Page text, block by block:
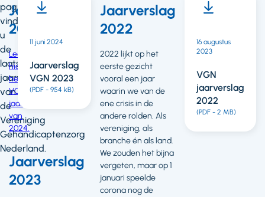
pagina
vindt
u
de
laatste
jaarverslagen
van
de
Vereniging
Gehandicaptenzorg
Nederland.
Jaarverslag
2024
Lees
hier
het
VGN
jaarverslag
van
2024.
Jaarverslag
2023
Jaarverslag
VGN 2023
(PDF - 954 kB)
11 juni 2024
Jaarverslag
2022
2022 lijkt op het
eerste gezicht
vooral een jaar
waarin we van de
ene crisis in de
andere rolden. Als
vereniging, als
branche én als land.
We zouden het bijna
vergeten, maar op 1
januari speelde
corona nog de
VGN
jaarverslag
2022
(PDF - 2 MB)
16 augustus
2023